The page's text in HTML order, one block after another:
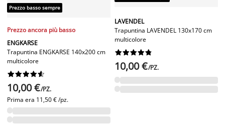
Prezzo basso sempre
Prezzo ancora più basso
ENGKARSE
Trapuntina ENGKARSE 140x200 cm
multicolore






10,00 €/PZ.
Prima era 11,50 € /pz.
LAVENDEL
Trapuntina LAVENDEL 130x170 cm
multicolore






10,00 €/PZ.